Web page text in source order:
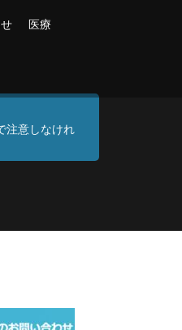
医療
注意しなけれ